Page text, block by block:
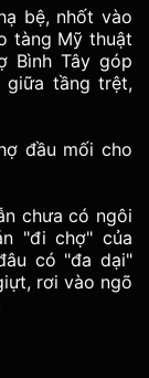
bệ, nhốt vào
tàng Mỹ thuật
Bình Tây góp
giữa tầng trệt,
đầu mối cho
chưa có ngôi
"đi chợ" của
có "đa dại"
rơi vào ngõ